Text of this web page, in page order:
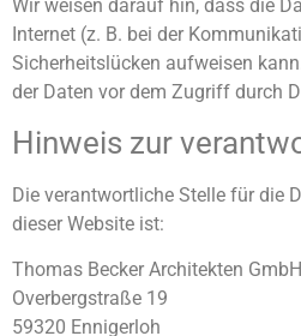
Wir weisen darauf hin, dass die
Internet (z. B. bei der
Sicherheitslücken aufweisen
der Daten vor dem Zugriff durch
Hinweis zur
Die verantwortliche Stelle für die
dieser Website ist:
Thomas Becker Architekten GmbH
Overbergstraße 19
59320 Ennigerloh